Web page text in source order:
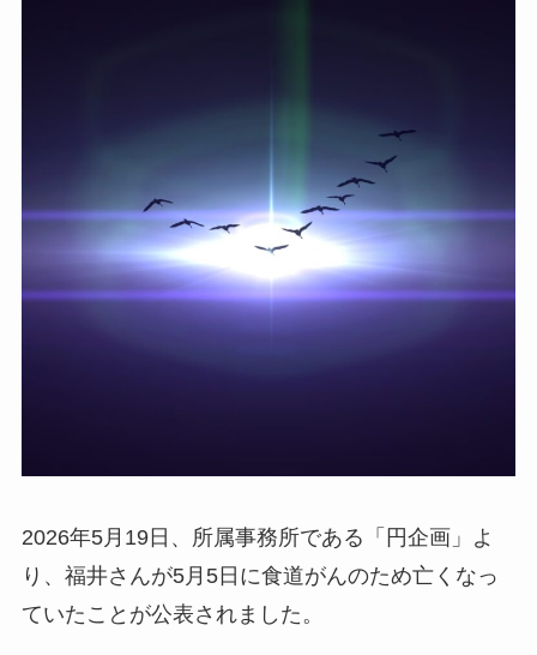
2026年5月19日、所属事務所である「円企画」よ
り、福井さんが5月5日に食道がんのため亡くなっ
ていたことが公表されました。